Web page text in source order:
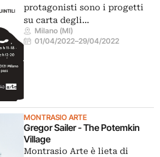
protagonisti sono i progetti
su carta degli…
Milano (MI)
01/04/2022–29/04/2022
MONTRASIO ARTE
Gregor Sailer - The Potemkin
Village
Montrasio Arte è lieta di